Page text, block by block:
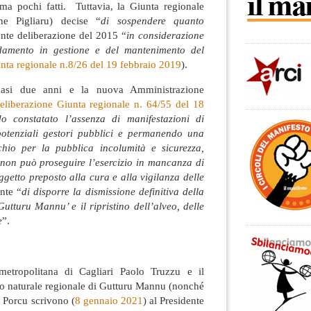
pochi fatti. Tuttavia, la Giunta regionale
Pigliaru) decise “di sospendere quanto
deliberazione del 2015 “in considerazione
in gestione e del mantenimento del
regionale n.8/26 del 19 febbraio 2019).
due anni e la nuova Amministrazione
Giunta regionale n. 64/55 del 18
constatato l’assenza di manifestazioni di
gestori pubblici e permanendo una
per la pubblica incolumità e sicurezza,
può proseguire l’esercizio in mancanza di
preposto alla cura e alla vigilanza delle
“di disporre la dismissione definitiva della
Mannu’ e il ripristino dell’alveo, delle
”.
di Cagliari Paolo Truzzu e il
naturale regionale di Gutturu Mannu (nonché
scrivono (8 gennaio 2021) al Presidente